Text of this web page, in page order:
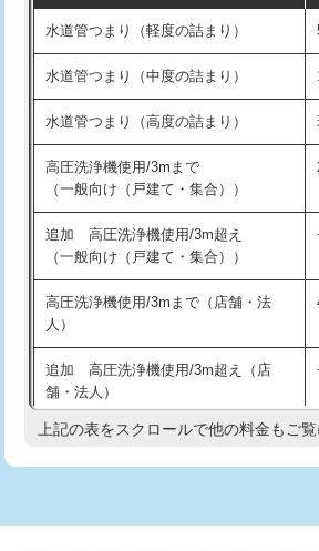
洗面台設置
化粧台設置
追加人工
廃棄・処分
※給水管工事は20mmまでの価格です。
交換・取付(排水栓・排水トラップ
持込商品取付（混合水栓）
持込商品取付（浄水器・分岐水栓）
業）
排水管工事（追加 排水管工事/3ｍ超
え）
マス交換（土の掘削・埋め戻し作業）
水道管つまり（軽度の詰まり）
水道管つまり（中度の詰まり）
水道管つまり（高度の詰まり）
高圧洗浄機使用/3mまで
（一般向け（戸建て・集合））
追加 高圧洗浄機使用/3m超え
（一般向け（戸建て・集合））
高圧洗浄機使用/3mまで（店舗・法
人）
追加 高圧洗浄機使用/3m超え（店
舗・法人）
高度高圧洗浄換
トーラー機使用/3mまで
上記の表をスクロールで他の料金もご覧